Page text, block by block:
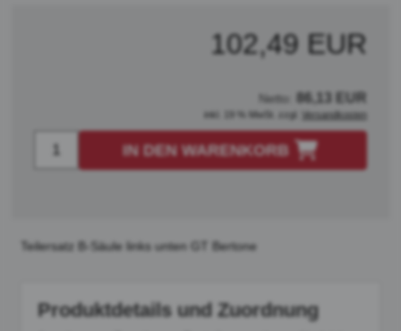
102,49 EUR
Netto: 86,13 EUR
inkl. 19 % MwSt. zzgl. Versandkosten
IN DEN WARENKORB
Teilersatz B-Säule links unten GT Bertone
Produktdetails und Zuordnung